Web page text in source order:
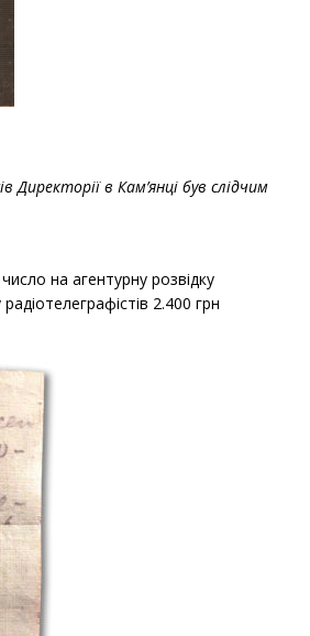
Директорії в Кам’янці був слідчим
на агентурну розвідку
2.400 грн